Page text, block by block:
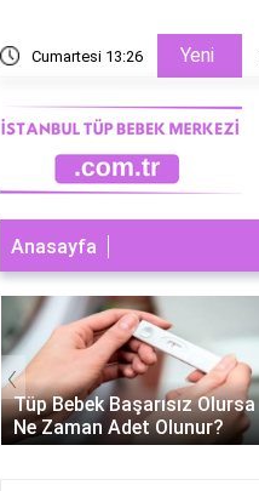
Cumartesi 13:26 Yeni
Anasayfa
Polikistik over tüp bebek
neden tutmaz?
‹